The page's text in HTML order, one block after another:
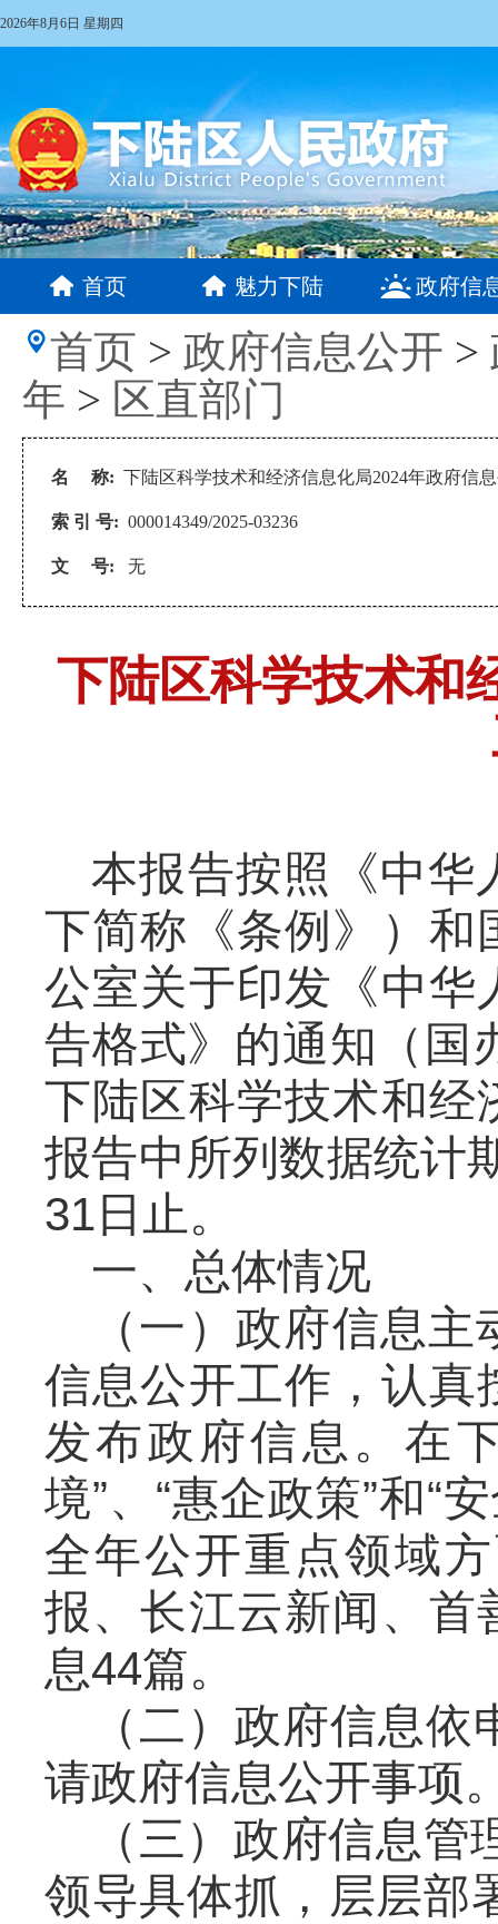
2026年8月6日 星期四
首页 魅力下陆 政府信
首页 > 政府信息公开 >
年 > 区直部门
名 称: 下陆区科学技术和经济信息化局2024年政府信
索 引 号: 000014349/2025-03236
文 号: 无
下陆区科学技术和
本报告按照《中华
下简称《条例》）和
公室关于印发《中华
告格式》的通知（国
下陆区科学技术和经
报告中所列数据统计
31日止。
一、总体情况
（一）政府信息
信息公开工作，认真
发布政府信息。在
境”、“惠企政策”和“
全年公开重点领域
报、长江云新闻、首
息44篇。
（二）政府信息
请政府信息公开事项
（三）政府信息
领导具体抓，层层部